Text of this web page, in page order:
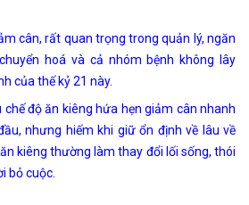
cân, rất quan trọng trong quản lý, ngăn
hoá và cả nhóm bệnh không lây
của thế kỷ 21 này.
độ ăn kiêng hứa hẹn giảm cân nhanh
nhưng hiếm khi giữ ổn định về lâu về
kiêng thường làm thay đổi lối sống, thói
bỏ cuộc.